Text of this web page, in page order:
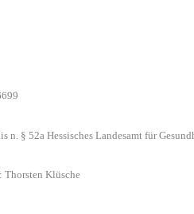
n. § 52a Hessisches Landesamt für
Thorsten Klüsche